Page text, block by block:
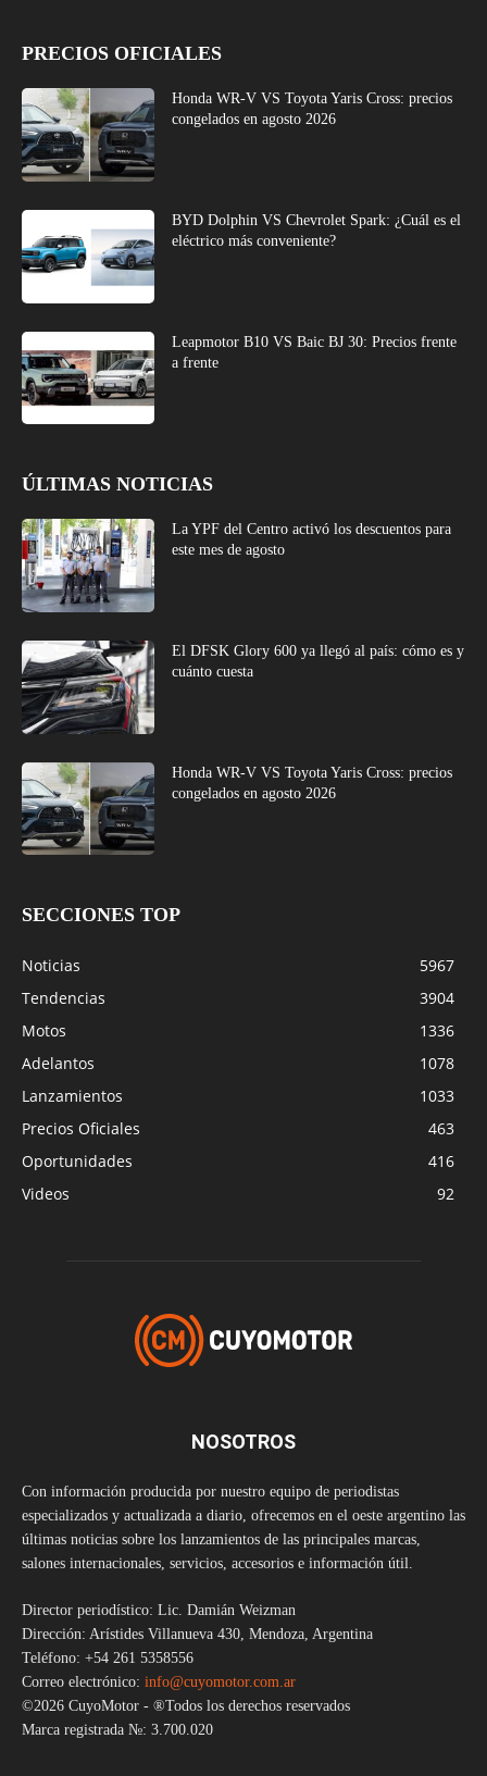
PRECIOS OFICIALES
Honda WR-V VS Toyota Yaris Cross: precios
congelados en agosto 2026
BYD Dolphin VS Chevrolet Spark: ¿Cuál es el
eléctrico más conveniente?
Leapmotor B10 VS Baic BJ 30: Precios frente
a frente
ÚLTIMAS NOTICIAS
La YPF del Centro activó los descuentos para
este mes de agosto
El DFSK Glory 600 ya llegó al país: cómo es y
cuánto cuesta
Honda WR-V VS Toyota Yaris Cross: precios
congelados en agosto 2026
SECCIONES TOP
Noticias
5967
Tendencias
3904
Motos
1336
Adelantos
1078
Lanzamientos
1033
Precios Oficiales
463
Oportunidades
416
Videos
92
NOSOTROS
Con información producida por nuestro equipo de periodistas
especializados y actualizada a diario, ofrecemos en el oeste argentino las
últimas noticias sobre los lanzamientos de las principales marcas,
salones internacionales, servicios, accesorios e información útil.
Director periodístico: Lic. Damián Weizman
Dirección: Arístides Villanueva 430, Mendoza, Argentina
Teléfono: +54 261 5358556
Correo electrónico: info@cuyomotor.com.ar
©2026 CuyoMotor - ®Todos los derechos reservados
Marca registrada №: 3.700.020